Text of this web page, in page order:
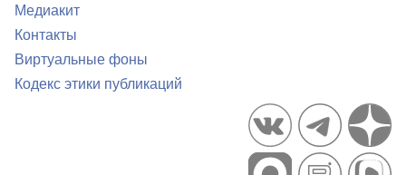
Медиакит
Контакты
Виртуальные фоны
Кодекс этики публикаций